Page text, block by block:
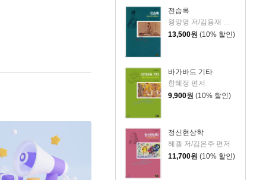
전습록
왕양명 저/김용재 편역
13,500원 (10% 할인)
바가바드 기타
한혜정 편저
9,900원 (10% 할인)
정신현상학
헤겔 저/김은주 편저
11,700원 (10% 할인)